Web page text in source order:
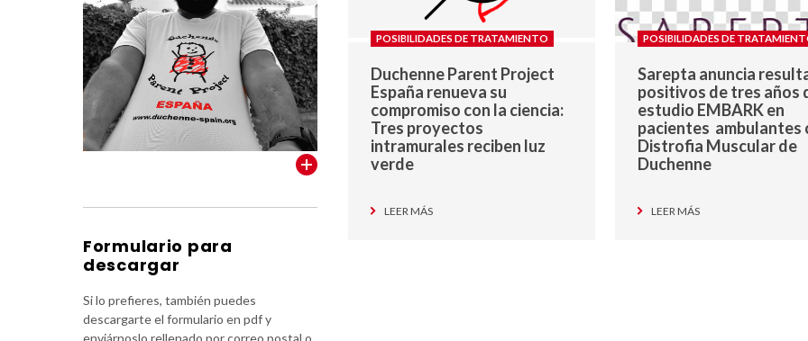
POSIBILIDADES DE TRATAMIENTO
Duchenne Parent Project
España renueva su
compromiso con la ciencia:
Tres proyectos
intramurales reciben luz
verde
LEER MÁS
POSIBILIDADES DE
Sarepta anuncia
positivos de tres años
estudio EMBARK en
pacientes ambulantes
Distrofia Muscular de
Duchenne
LEER MÁS
Formulario para
descargar
Si lo prefieres, también puedes
descargarte el formulario en pdf y
enviárnoslo rellenado por correo postal o